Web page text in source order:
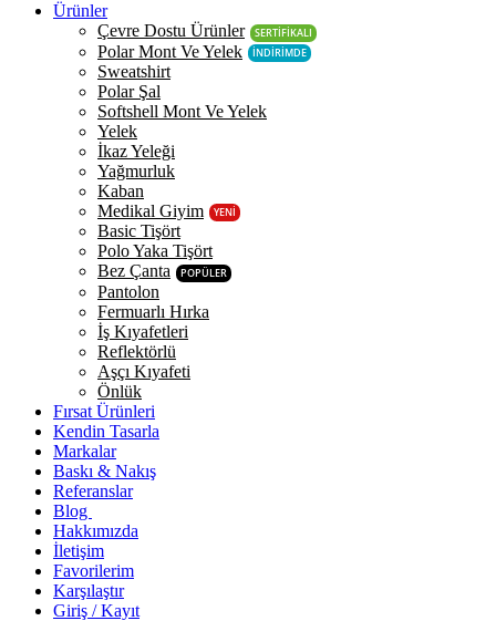
Ürünler
Çevre Dostu Ürünler
SERTİFİKALI
Polar Mont Ve Yelek İNDİRİMDE
Sweatshirt
Polar Şal
Softshell Mont Ve Yelek
Yelek
İkaz Yeleği
Yağmurluk
Kaban
Medikal Giyim
YENİ
Basic Tişört
Polo Yaka Tişört
Bez Çanta
POPÜLER
Pantolon
Fermuarlı Hırka
İş Kıyafetleri
Reflektörlü
Aşçı Kıyafeti
Önlük
Fırsat Ürünleri
Kendin Tasarla
Markalar
Baskı & Nakış
Referanslar
Blog
Hakkımızda
İletişim
Favorilerim
Karşılaştır
Giriş / Kayıt